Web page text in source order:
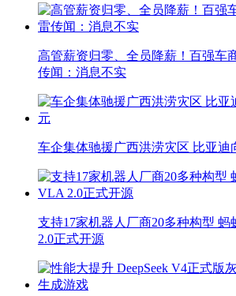
高管薪资归零、全员降薪！百强车
传闻：消息不实
车企集体驰援广西洪涝灾区 比亚迪
支持17家机器人厂商20多种构型
2.0正式开源